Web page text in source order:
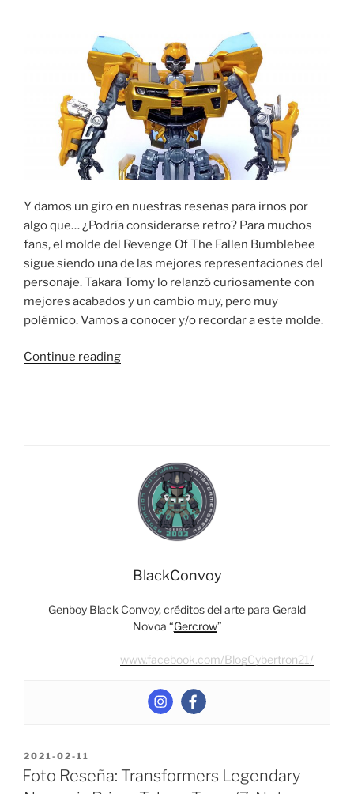
Y damos un giro en nuestras reseñas para irnos por
algo que… ¿Podría considerarse retro? Para muchos
fans, el molde del Revenge Of The Fallen Bumblebee
sigue siendo una de las mejores representaciones del
personaje. Takara Tomy lo relanzó curiosamente con
mejores acabados y un cambio muy, pero muy
polémico. Vamos a conocer y/o recordar a este molde.
Continue reading“Foto
Bumblebee”
BlackConvoy
Genboy Black Convoy, créditos del arte para Gerald
Novoa “Gercrow”
www.facebook.com/BlogCybertron21/
POSTED
ON
2021-02-11
Foto Reseña: Transformers Legendary